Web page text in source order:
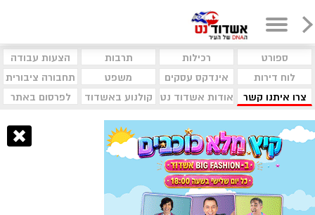
ספורט רכילות תרבות
הצעות עבודה
לוח דירות
אינדקס עסקים משפט
תחבורה ציבורית
צרו איתנו קשר
אודות אשדוד נט קולנוע באשדוד לפרסום באתר